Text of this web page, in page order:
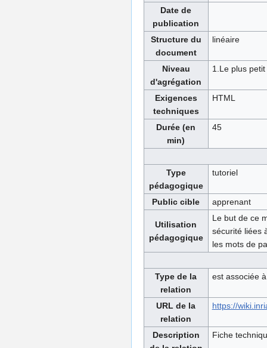
Date de
publication
Structure du
document
linéaire
Niveau
d'agrégation
1.Le plus
Exigences
techniques
HTML
Durée (en
min)
45
Type
pédagogique
tutoriel
Public cible apprenant
Utilisation
pédagogique
Le but de ce
sécurité liées
les mots de
Type de la
relation
est associée à
URL de la
relation
https://
Description
Fiche